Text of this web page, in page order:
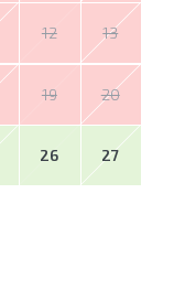
12 13
19 20
26 27